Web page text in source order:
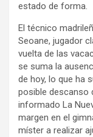
estado de forma.
El técnico
Seoane, jugador
vuelta de las
se suma la
de hoy, lo que ha
posible descanso
informado La
margen en el
míster a realizar